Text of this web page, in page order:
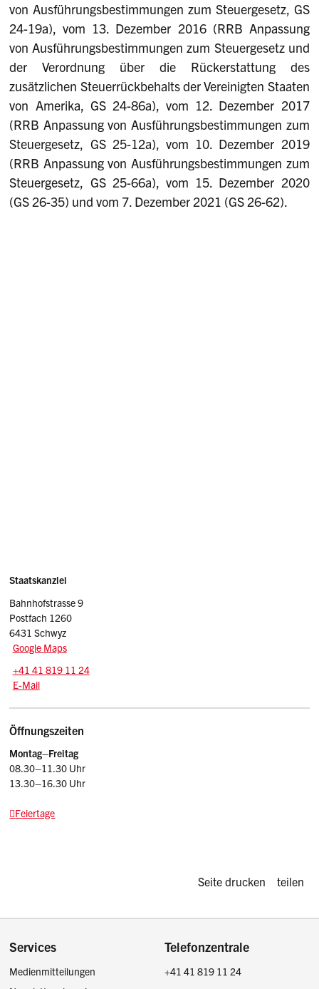
von Ausführungsbestimmungen zum Steuergesetz, GS
24-19a), vom 13. Dezember 2016 (RRB Anpassung
von Ausführungsbestimmungen zum Steuergesetz und
der Verordnung über die Rückerstattung des
zusätzlichen Steuerrückbehalts der Vereinigten Staaten
von Amerika, GS 24-86a), vom 12. Dezember 2017
(RRB Anpassung von Ausführungsbestimmungen zum
Steuergesetz, GS 25-12a), vom 10. Dezember 2019
(RRB Anpassung von Ausführungsbestimmungen zum
Steuergesetz, GS 25-66a), vom 15. Dezember 2020
(GS 26-35) und vom 7. Dezember 2021 (GS 26-62).
Sidebar
Adresse
Staatskanzlei
Bahnhofstrasse 9
Postfach 1260
6431 Schwyz
Google Maps
Tel.:
+41 41 819 11 24
E-Mail: srsz
E-Mail
Öffnungszeiten
Montag–Freitag
08.30–11.30 Uhr
13.30–16.30 Uhr
Feiertage
Diese Seite
Seite drucken teilen
Footer
Services
Medienmitteilungen
Telefonzentrale
+41 41 819 11 24